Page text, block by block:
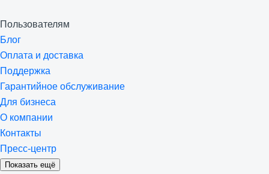
Пользователям
Блог
Оплата и доставка
Поддержка
Гарантийное обслуживание
Для бизнеса
О компании
Контакты
Пресс-центр
Показать ещё